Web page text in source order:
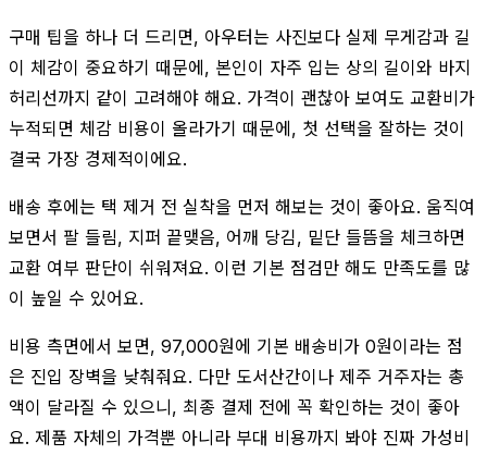
구매 팁을 하나 더 드리면, 아우터는 사진보다 실제 무게감과 길
이 체감이 중요하기 때문에, 본인이 자주 입는 상의 길이와 바지
허리선까지 같이 고려해야 해요. 가격이 괜찮아 보여도 교환비가
누적되면 체감 비용이 올라가기 때문에, 첫 선택을 잘하는 것이
결국 가장 경제적이에요.
배송 후에는 택 제거 전 실착을 먼저 해보는 것이 좋아요. 움직여
보면서 팔 들림, 지퍼 끝맺음, 어깨 당김, 밑단 들뜸을 체크하면
교환 여부 판단이 쉬워져요. 이런 기본 점검만 해도 만족도를 많
이 높일 수 있어요.
비용 측면에서 보면, 97,000원에 기본 배송비가 0원이라는 점
은 진입 장벽을 낮춰줘요. 다만 도서산간이나 제주 거주자는 총
액이 달라질 수 있으니, 최종 결제 전에 꼭 확인하는 것이 좋아
요. 제품 자체의 가격뿐 아니라 부대 비용까지 봐야 진짜 가성비